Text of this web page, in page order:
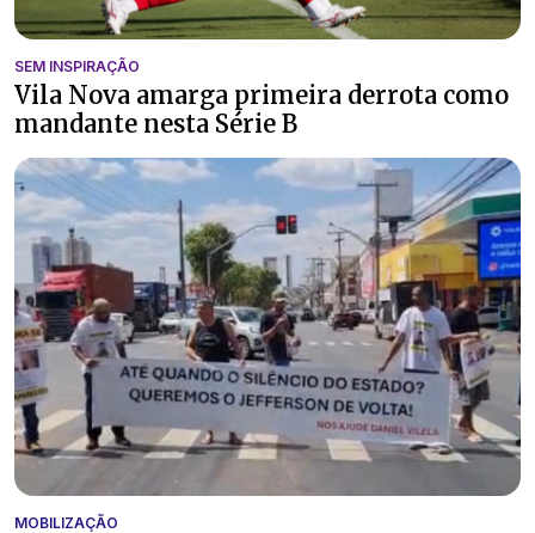
SEM INSPIRAÇÃO
Vila Nova amarga primeira derrota como
mandante nesta Série B
MOBILIZAÇÃO